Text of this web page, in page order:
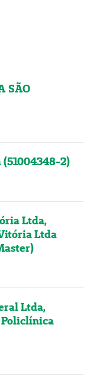
SÃO
2)
Ltda,
Ltda
Ltda,
Policlínica